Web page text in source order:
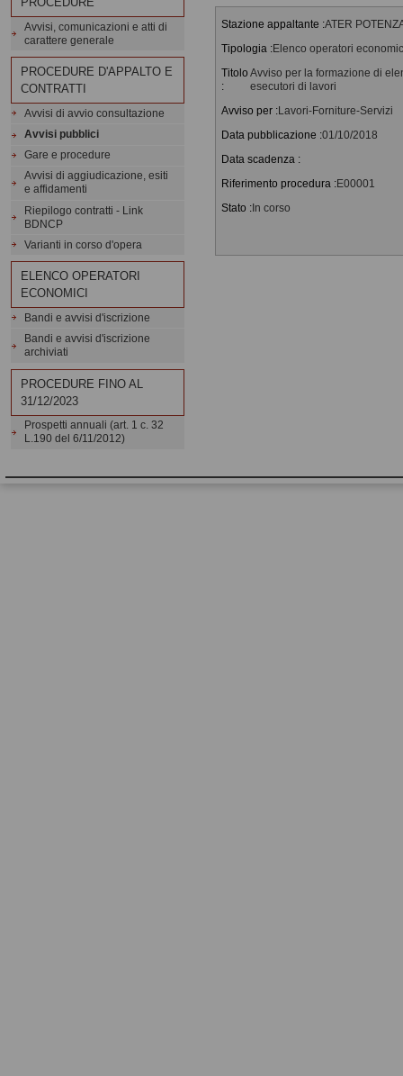
Stazione appaltante :ATER
Tipologia :Elenco operatori
Titolo
:
Avviso per la formazione di
esecutori di lavori
Avviso per :Lavori-Forniture-Servizi
Data pubblicazione :01/10/2018
Data scadenza :
Riferimento procedura :E00001
Stato :In corso
Avvisi, comunicazioni e atti di
carattere generale
PROCEDURE D'APPALTO E
CONTRATTI
Avvisi di avvio consultazione
Avvisi pubblici
Gare e procedure
Avvisi di aggiudicazione, esiti
e affidamenti
Riepilogo contratti - Link
BDNCP
Varianti in corso d'opera
ELENCO OPERATORI
ECONOMICI
Bandi e avvisi d'iscrizione
Bandi e avvisi d'iscrizione
archiviati
PROCEDURE FINO AL
31/12/2023
Prospetti annuali (art. 1 c. 32
L.190 del 6/11/2012)